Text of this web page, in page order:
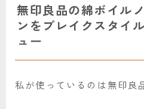
無印良品の綿ボイル
ンをブレイクスタイ
ュー
私が使っているのは無印良